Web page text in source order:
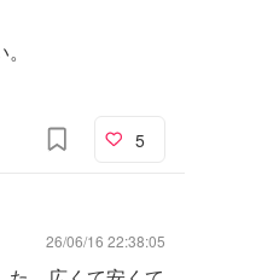
5
26/06/16 22:38:05